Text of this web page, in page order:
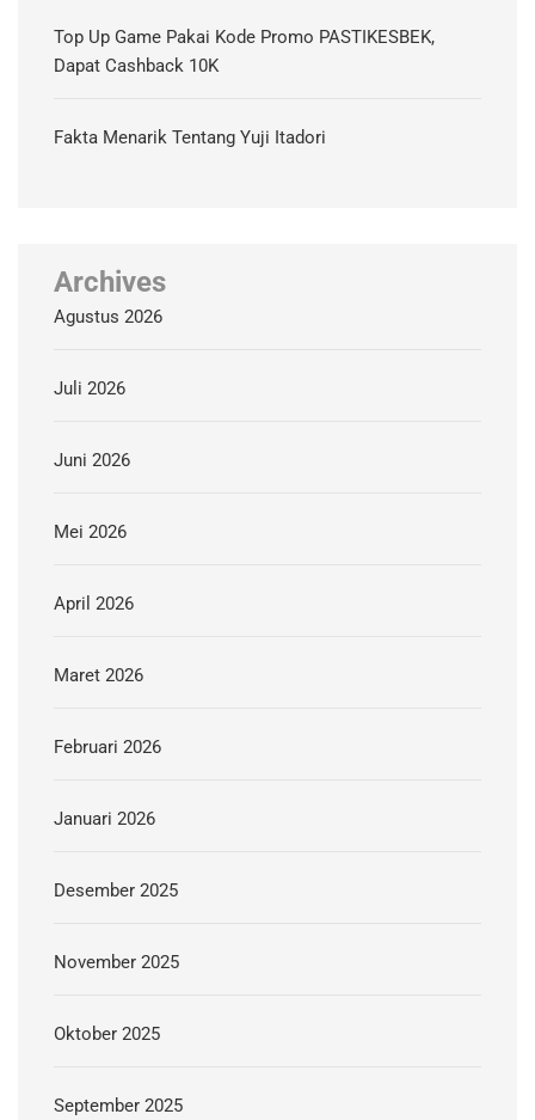
Top Up Game Pakai Kode Promo PASTIKESBEK,
Dapat Cashback 10K
Fakta Menarik Tentang Yuji Itadori
Archives
Agustus 2026
Juli 2026
Juni 2026
Mei 2026
April 2026
Maret 2026
Februari 2026
Januari 2026
Desember 2025
November 2025
Oktober 2025
September 2025